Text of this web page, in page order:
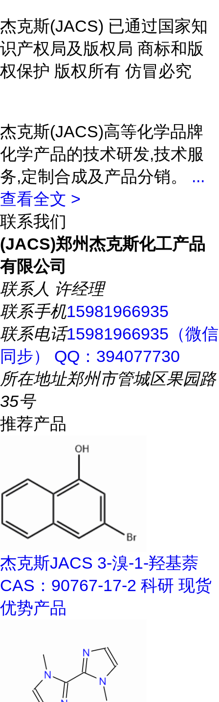
杰克斯(JACS) 已通过国家知
识产权局及版权局 商标和版
权保护 版权所有 仿冒必究
杰克斯(JACS)高等化学品牌
化学产品的技术研发,技术服
务,定制合成及产品分销。 ...
查看全文 >
联系我们
(JACS)郑州杰克斯化工产品
有限公司
联系人 许经理
联系手机15981966935
联系电话15981966935（微信
同步） QQ：394077730
所在地址郑州市管城区果园路
35号
推荐产品
杰克斯JACS 3-溴-1-羟基萘
CAS：90767-17-2 科研 现货
优势产品